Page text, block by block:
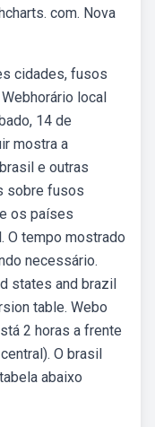
com. Nova
cidades, fusos
local
14 de
mostra a
e outras
sobre fusos
os países
O tempo mostrado
necessário.
states and brazil
table. Webo
2 horas a frente
O brasil
abaixo